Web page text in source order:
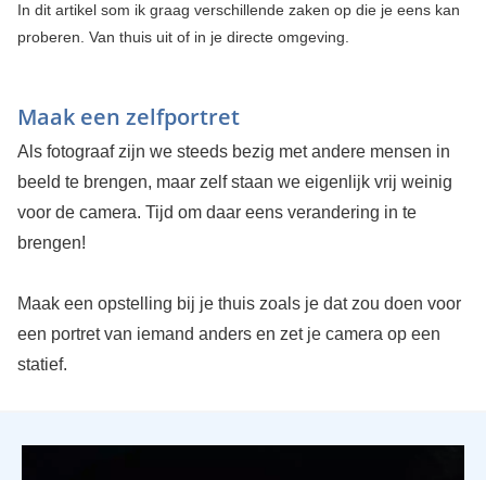
In dit artikel som ik graag verschillende zaken op die je eens kan
proberen. Van thuis uit of in je directe omgeving.
Maak een zelfportret
Als fotograaf zijn we steeds bezig met andere mensen in
beeld te brengen, maar zelf staan we eigenlijk vrij weinig
voor de camera. Tijd om daar eens verandering in te
brengen!
Maak een opstelling bij je thuis zoals je dat zou doen voor
een portret van iemand anders en zet je camera op een
statief.